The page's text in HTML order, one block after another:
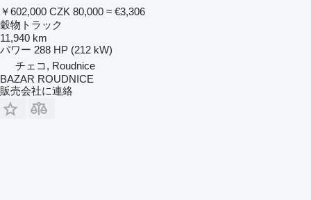
￥602,000 CZK 80,000 ≈ €3,306
穀物トラック
11,940 km
パワー 288 HP (212 kW)
チェコ, Roudnice
BAZAR ROUDNICE
販売会社に連絡